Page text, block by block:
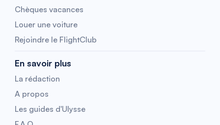
Chèques vacances
Louer une voiture
Rejoindre le FlightClub
En savoir plus
La rédaction
A propos
Les guides d'Ulysse